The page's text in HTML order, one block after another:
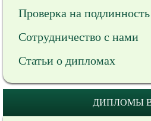
Проверка на подлинность
Сотрудничество с нами
Статьи о дипломах
ДИПЛОМЫ